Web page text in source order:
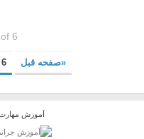
6
«صفحه قبل 6
آموزش